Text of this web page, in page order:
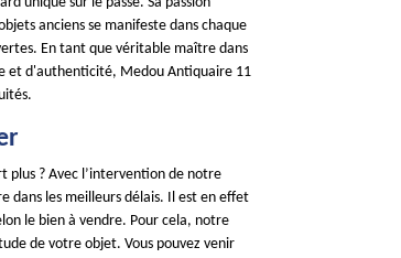
anciens se manifeste dans chaque
En tant que véritable maître dans
et d'authenticité, Medou Antiquaire 11
plus ? Avec l’intervention de notre
dans les meilleurs délais. Il est en effet
le bien à vendre. Pour cela, notre
de votre objet. Vous pouvez venir